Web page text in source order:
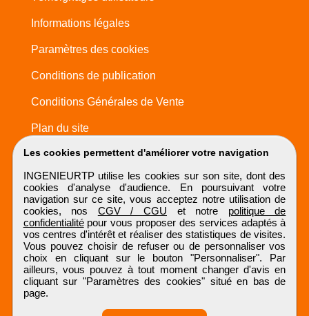
Les cookies permettent d'améliorer votre navigation
INGENIEURTP utilise les cookies sur son site, dont des
cookies d'analyse d'audience. En poursuivant votre
navigation sur ce site, vous acceptez notre utilisation de
cookies, nos CGV / CGU et notre politique de
confidentialitépour vous proposer des services adaptés à
vos centres d'intérêt et réaliser des statistiques de visites.
Vous pouvez choisir de refuser ou de personnaliser vos
choix en cliquant sur le bouton "Personnaliser". Par
ailleurs, vous pouvez à tout moment changer d'avis en
cliquant sur "Paramètres des cookies" situé en bas de
page.
Informations légales
Paramètres des cookies
Conditions de publication
Conditions Générales de Vente
Plan du site